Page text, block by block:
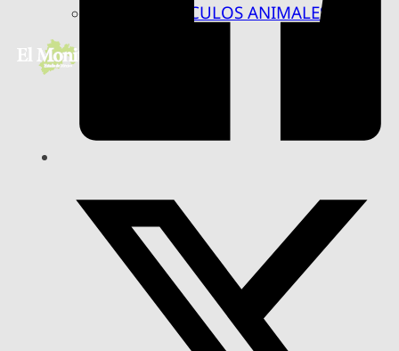
VÍNCULOS ANIMALES